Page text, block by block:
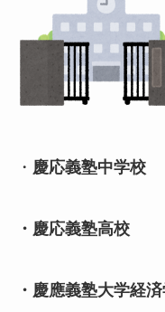
・ 慶応義塾中学校
・慶応義塾高校
・慶應義塾大学経